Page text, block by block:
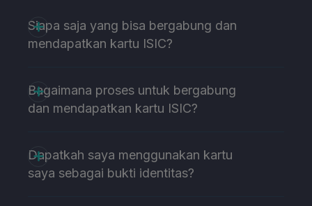
Siapa saja yang bisa bergabung dan
mendapatkan kartu ISIC?
Bagaimana proses untuk bergabung
dan mendapatkan kartu ISIC?
Dapatkah saya menggunakan kartu
saya sebagai bukti identitas?